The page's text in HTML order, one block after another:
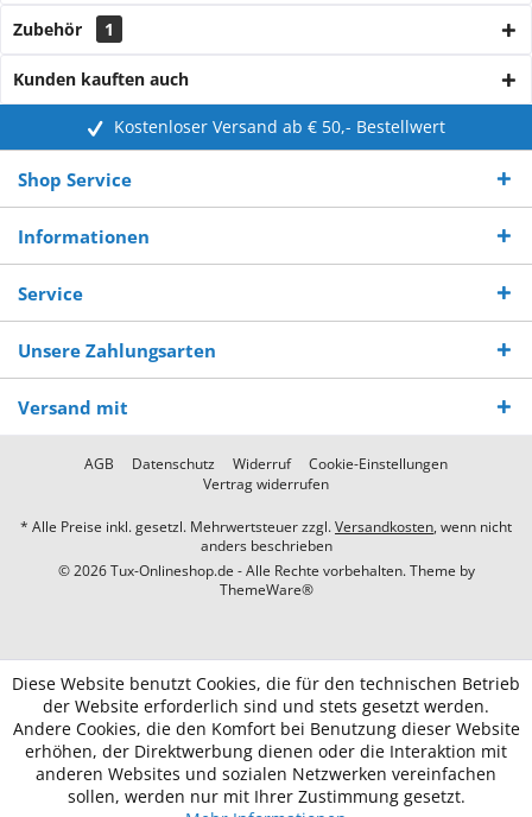
Zubehör 1
Kunden kauften auch
Kostenloser Versand ab € 50,- Bestellwert
Shop Service
Informationen
Service
Unsere Zahlungsarten
Versand mit
AGB Datenschutz Widerruf
Cookie-Einstellungen
Vertrag widerrufen
* Alle Preise inkl. gesetzl. Mehrwertsteuer zzgl.Versandkosten, wenn nicht
anders beschrieben
© 2026 Tux-Onlineshop.de - Alle Rechte vorbehalten. Theme by
ThemeWare®
Diese Website benutzt Cookies, die für den technischen Betrieb
der Website erforderlich sind und stets gesetzt werden.
Andere Cookies, die den Komfort bei Benutzung dieser Website
erhöhen, der Direktwerbung dienen oder die Interaktion mit
anderen Websites und sozialen Netzwerken vereinfachen
sollen, werden nur mit Ihrer Zustimmung gesetzt.